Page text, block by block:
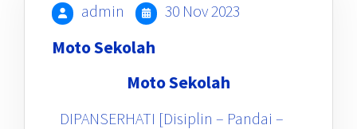
admin 30 Nov 2023
Moto Sekolah
Moto Sekolah
DIPANSERHATI [Disiplin – Pandai –